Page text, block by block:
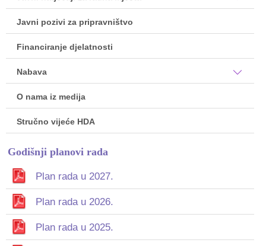
Javni pozivi za pripravništvo
Financiranje djelatnosti
Nabava
O nama iz medija
Stručno vijeće HDA
Godišnji planovi rada
Plan rada u 2027.
Plan rada u 2026.
Plan rada u 2025.